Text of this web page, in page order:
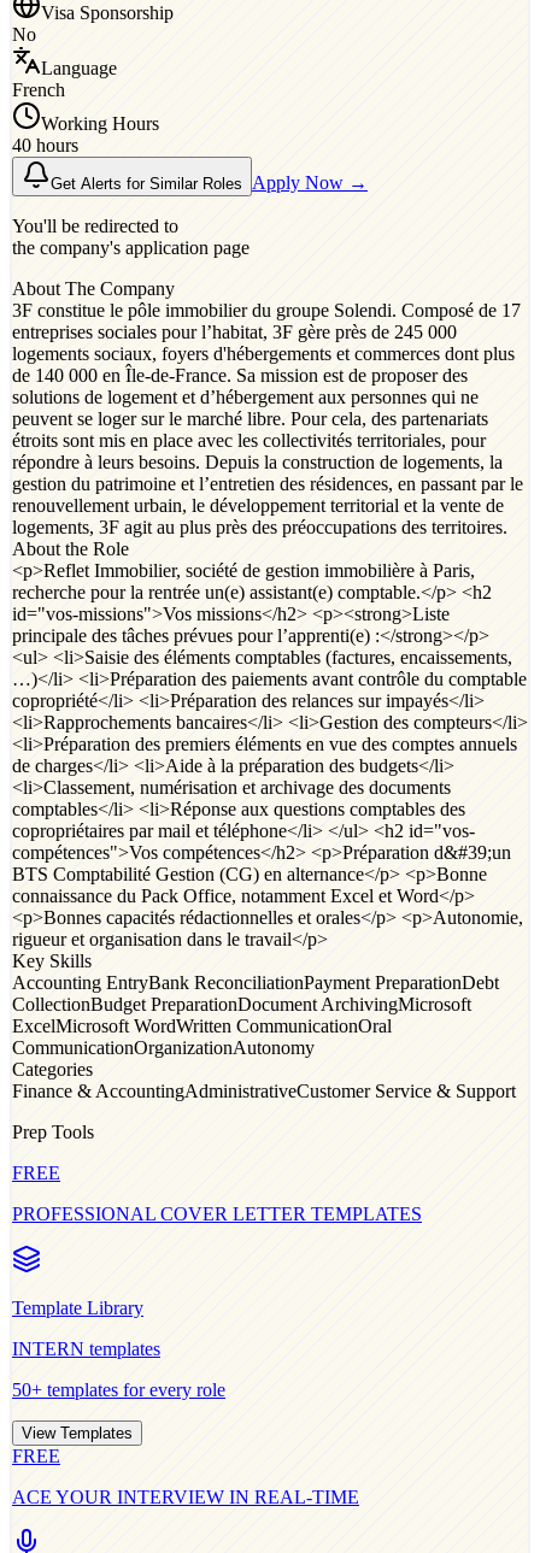
Visa Sponsorship
No
Language
French
Working Hours
40 hours
Get Alerts for Similar Roles Apply Now →
You'll be redirected to
the company's application page
About The Company
3F constitue le pôle immobilier du groupe Solendi. Composé de 17
entreprises sociales pour l’habitat, 3F gère près de 245 000
logements sociaux, foyers d'hébergements et commerces dont plus
de 140 000 en Île-de-France. Sa mission est de proposer des
solutions de logement et d’hébergement aux personnes qui ne
peuvent se loger sur le marché libre. Pour cela, des partenariats
étroits sont mis en place avec les collectivités territoriales, pour
répondre à leurs besoins. Depuis la construction de logements, la
gestion du patrimoine et l’entretien des résidences, en passant par le
renouvellement urbain, le développement territorial et la vente de
logements, 3F agit au plus près des préoccupations des territoires.
About the Role
<p>Reflet Immobilier, société de gestion immobilière à Paris,
recherche pour la rentrée un(e) assistant(e) comptable.</p> <h2
id="vos-missions">Vos missions</h2> <p><strong>Liste
principale des tâches prévues pour l’apprenti(e) :</strong></p>
<ul> <li>Saisie des éléments comptables (factures, encaissements,
…)</li> <li>Préparation des paiements avant contrôle du comptable
copropriété</li> <li>Préparation des relances sur impayés</li>
<li>Rapprochements bancaires</li> <li>Gestion des compteurs</li>
<li>Préparation des premiers éléments en vue des comptes annuels
de charges</li> <li>Aide à la préparation des budgets</li>
<li>Classement, numérisation et archivage des documents
comptables</li> <li>Réponse aux questions comptables des
copropriétaires par mail et téléphone</li> </ul> <h2 id="vos-
compétences">Vos compétences</h2> <p>Préparation d&#39;un
BTS Comptabilité Gestion (CG) en alternance</p> <p>Bonne
connaissance du Pack Office, notamment Excel et Word</p>
<p>Bonnes capacités rédactionnelles et orales</p> <p>Autonomie,
rigueur et organisation dans le travail</p>
Key Skills
Accounting EntryBank ReconciliationPayment PreparationDebt
CollectionBudget PreparationDocument ArchivingMicrosoft
ExcelMicrosoft WordWritten CommunicationOral
CommunicationOrganizationAutonomy
Categories
Finance & AccountingAdministrativeCustomer Service & Support
Prep Tools
FREE
PROFESSIONAL COVER LETTER TEMPLATES
Template Library
INTERN templates
50+ templates for every role
View Templates
FREE
ACE YOUR INTERVIEW IN REAL-TIME